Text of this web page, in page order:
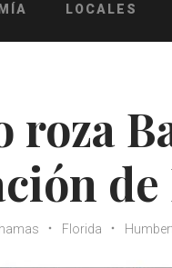
LOCALES
Florida